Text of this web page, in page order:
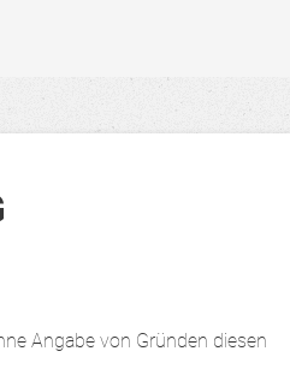
Angabe von Gründen diesen